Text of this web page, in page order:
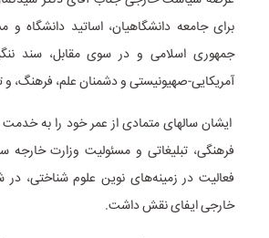
برای جامعه دانشگاهیان، اساتید دانشگاه
جمهوری اسلامی و در سوی مقابل، سند
آمریکایی-صهیونیستی و دشمنان علم، فرهنگ،
ایشان سالهای متمادی از عمر خود را به
فرهنگی، تبلیغاتی و مسئولیت وزارت خارجه
فعالیت در زمینه‌های نوین علوم شناختی، در
خارجی ایفای نقش داشت.